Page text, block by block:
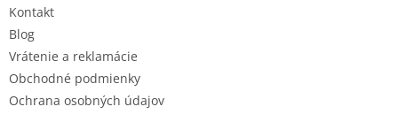
Kontakt
Blog
Vrátenie a reklamácie
Obchodné podmienky
Ochrana osobných údajov